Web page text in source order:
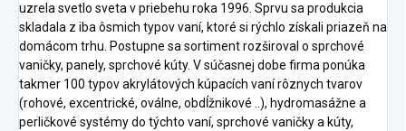
uzrela svetlo sveta v priebehu roka 1996. Sprvu sa produkcia
skladala z iba ôsmich typov vaní, ktoré si rýchlo získali priazeň na
domácom trhu. Postupne sa sortiment rozširoval o sprchové
vaničky, panely, sprchové kúty. V súčasnej dobe firma ponúka
takmer 100 typov akrylátových kúpacích vaní rôznych tvarov
(rohové, excentrické, oválne, obdĺžnikové ..), hydromasážne a
perličkové systémy do týchto vaní, sprchové vaničky a kúty,